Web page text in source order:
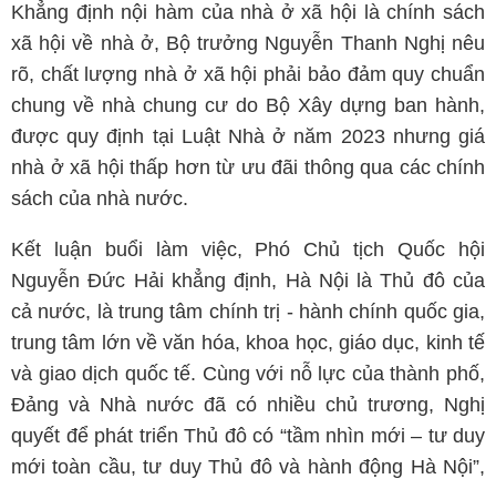
Khẳng định nội hàm của nhà ở xã hội là chính sách
xã hội về nhà ở, Bộ trưởng Nguyễn Thanh Nghị nêu
rõ, chất lượng nhà ở xã hội phải bảo đảm quy chuẩn
chung về nhà chung cư do Bộ Xây dựng ban hành,
được quy định tại Luật Nhà ở năm 2023 nhưng giá
nhà ở xã hội thấp hơn từ ưu đãi thông qua các chính
sách của nhà nước.
Kết luận buổi làm việc, Phó Chủ tịch Quốc hội
Nguyễn Đức Hải khẳng định, Hà Nội là Thủ đô của
cả nước, là trung tâm chính trị - hành chính quốc gia,
trung tâm lớn về văn hóa, khoa học, giáo dục, kinh tế
và giao dịch quốc tế. Cùng với nỗ lực của thành phố,
Đảng và Nhà nước đã có nhiều chủ trương, Nghị
quyết để phát triển Thủ đô có “tầm nhìn mới – tư duy
mới toàn cầu, tư duy Thủ đô và hành động Hà Nội”,